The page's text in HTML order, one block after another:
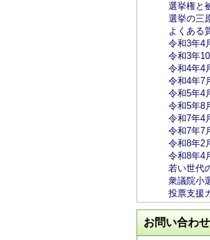
選挙権と
選挙の三
よくある
令和3年4
令和3年
令和4年4
令和4年
令和5年4
令和5年
令和7年
令和7年
令和8年
令和8年4
若い世代
衆議院小
投票支援
お問い合わ